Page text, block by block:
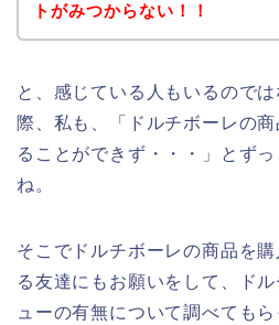
トがみつからない！！
と、感じている人もいるので
際、私も、「ドルチボーレの
ることができず・・・」とず
ね。
そこでドルチボーレの商品を
る友達にもお願いをして、ド
ューの有無について調べても